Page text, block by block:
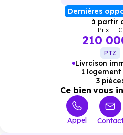
Dernières
à partir
Prix TTC
210
PTZ
Livraison
1
3
Ce bien vous
Appel Contact